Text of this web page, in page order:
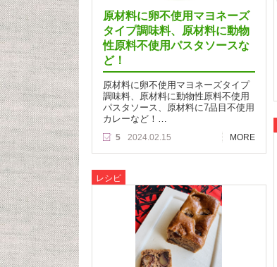
原材料に卵不使用マヨネーズ
タイプ調味料、原材料に動物
性原料不使用パスタソースな
ど！
原材料に卵不使用マヨネーズタイプ
調味料、原材料に動物性原料不使用
パスタソース、原材料に7品目不使用
カレーなど！…
5 2024.02.15 MORE
レシピ